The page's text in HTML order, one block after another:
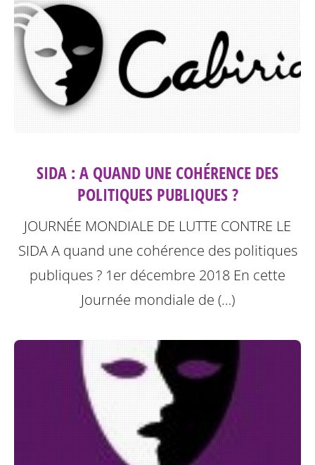
SIDA : A QUAND UNE COHÉRENCE DES
POLITIQUES PUBLIQUES ?
JOURNÉE MONDIALE DE LUTTE CONTRE LE
SIDA A quand une cohérence des politiques
publiques ? 1er décembre 2018 En cette
Journée mondiale de (…)